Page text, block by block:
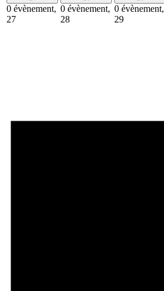
0 évènement,
27
0 évènement,
28
0 évènement,
29